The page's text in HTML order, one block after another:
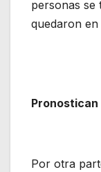
personas se
quedaron
Por otra